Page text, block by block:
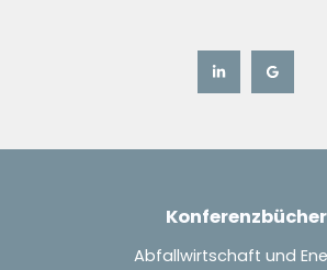
Konferenzbücher
Abfallwirtschaft und